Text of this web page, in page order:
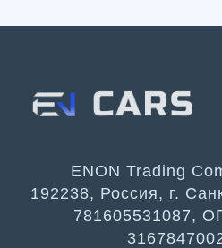
ENON Trading
192238, Россия, г.
781605531087,